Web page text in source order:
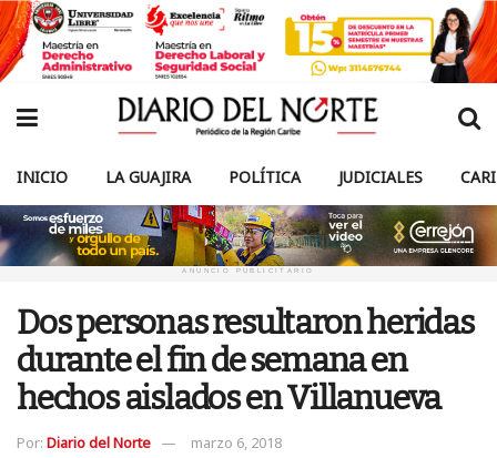
INICIO LA GUAJIRA POLÍTICA JUDICIALES
ANUNCIO PUBLICITARIO
Dos personas resultaron heridas
durante el fin de semana en
hechos aislados en Villanueva
Por: Diario del Norte marzo 6, 2018